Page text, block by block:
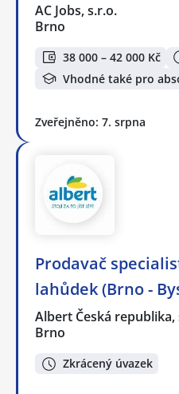
AC Jobs, s.r.o.
Brno
38 000 – 42 000 Kč
Vhodné také pro
Zveřejněno: 7. srpna
Prodavač
lahůdek (Brno -
Albert Česká republika,
Brno
Zkrácený úvazek